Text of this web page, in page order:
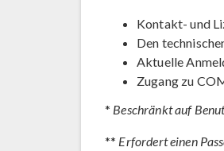
Kontakt- und
Den
Aktuelle
Zugang zu
* Beschränkt auf
** Erfordert einen